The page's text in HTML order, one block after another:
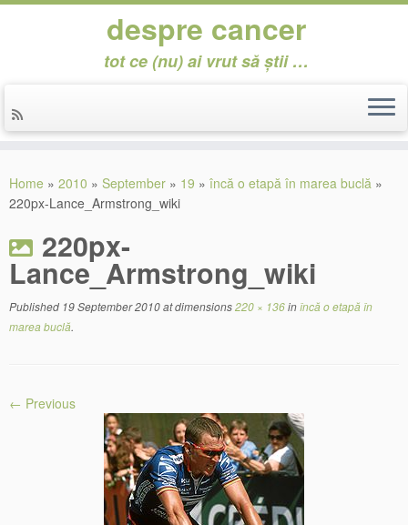
content
despre cancer
tot ce (nu) ai vrut să știi …
Home » 2010 » September » 19 » încă o etapă în marea buclă »
220px-Lance_Armstrong_wiki
220px-
Lance_Armstrong_wiki
Published 19 September 2010at dimensions220 × 136in încă o etapă în
marea buclă.
← Previous